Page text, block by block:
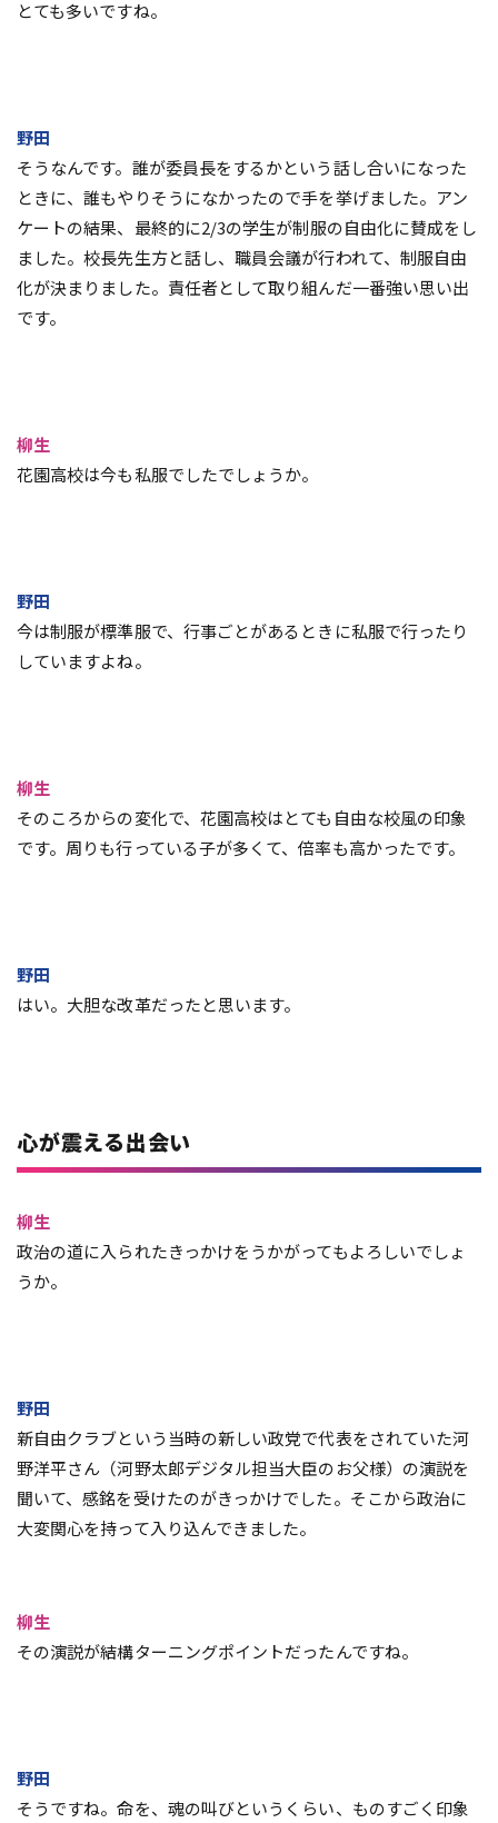
とても多いですね。
野田
そうなんです。誰が委員長をするかという話し合いになった
ときに、誰もやりそうになかったので手を挙げました。アン
ケートの結果、最終的に2/3の学生が制服の自由化に賛成をし
ました。校長先生方と話し、職員会議が行われて、制服自由
化が決まりました。責任者として取り組んだ一番強い思い出
です。
柳生
花園高校は今も私服でしたでしょうか。
野田
今は制服が標準服で、行事ごとがあるときに私服で行ったり
していますよね。
柳生
そのころからの変化で、花園高校はとても自由な校風の印象
です。周りも行っている子が多くて、倍率も高かったです。
野田
はい。大胆な改革だったと思います。
心が震える出会い
柳生
政治の道に入られたきっかけをうかがってもよろしいでしょ
うか。
野田
新自由クラブという当時の新しい政党で代表をされていた河
野洋平さん（河野太郎デジタル担当大臣のお父様）の演説を
聞いて、感銘を受けたのがきっかけでした。そこから政治に
大変関心を持って入り込んできました。
柳生
その演説が結構ターニングポイントだったんですね。
野田
そうですね。命を、魂の叫びというくらい、ものすごく印象